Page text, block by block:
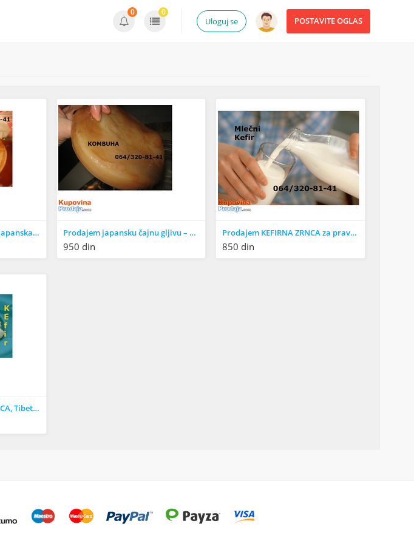
POSTAVITE OGLAS
Uloguj se
0 0
KOMBUHA, KOMBUCHA, japanska ČAJNA GLJIVA Prodajem japansku čajnu gljivu – KOMBUHA, KOMBUCHA
950 din
Prodajem KEFIRNA ZRNCA za pravljenje domaćeg kefira, TIBETANSKA GLJIVA
850 din
Mlečni kefir, KEFIRNA ZRNCA, Tibetanska gljiva